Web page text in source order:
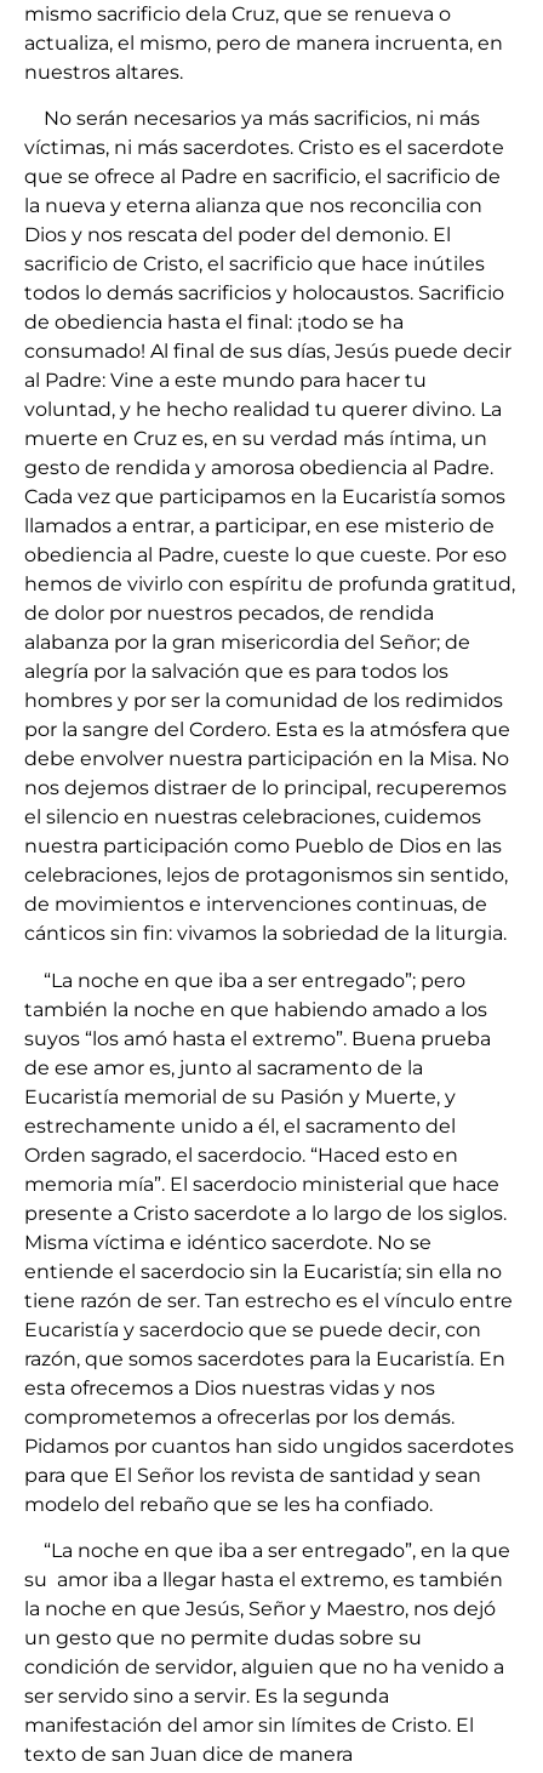
mismo sacrificio dela Cruz, que se renueva o
actualiza, el mismo, pero de manera incruenta, en
nuestros altares.
No serán necesarios ya más sacrificios, ni más
víctimas, ni más sacerdotes. Cristo es el sacerdote
que se ofrece al Padre en sacrificio, el sacrificio de
la nueva y eterna alianza que nos reconcilia con
Dios y nos rescata del poder del demonio. El
sacrificio de Cristo, el sacrificio que hace inútiles
todos lo demás sacrificios y holocaustos. Sacrificio
de obediencia hasta el final: ¡todo se ha
consumado! Al final de sus días, Jesús puede decir
al Padre: Vine a este mundo para hacer tu
voluntad, y he hecho realidad tu querer divino. La
muerte en Cruz es, en su verdad más íntima, un
gesto de rendida y amorosa obediencia al Padre.
Cada vez que participamos en la Eucaristía somos
llamados a entrar, a participar, en ese misterio de
obediencia al Padre, cueste lo que cueste. Por eso
hemos de vivirlo con espíritu de profunda gratitud,
de dolor por nuestros pecados, de rendida
alabanza por la gran misericordia del Señor; de
alegría por la salvación que es para todos los
hombres y por ser la comunidad de los redimidos
por la sangre del Cordero. Esta es la atmósfera que
debe envolver nuestra participación en la Misa. No
nos dejemos distraer de lo principal, recuperemos
el silencio en nuestras celebraciones, cuidemos
nuestra participación como Pueblo de Dios en las
celebraciones, lejos de protagonismos sin sentido,
de movimientos e intervenciones continuas, de
cánticos sin fin: vivamos la sobriedad de la liturgia.
“La noche en que iba a ser entregado”; pero
también la noche en que habiendo amado a los
suyos “los amó hasta el extremo”. Buena prueba
de ese amor es, junto al sacramento de la
Eucaristía memorial de su Pasión y Muerte, y
estrechamente unido a él, el sacramento del
Orden sagrado, el sacerdocio. “Haced esto en
memoria mía”. El sacerdocio ministerial que hace
presente a Cristo sacerdote a lo largo de los siglos.
Misma víctima e idéntico sacerdote. No se
entiende el sacerdocio sin la Eucaristía; sin ella no
tiene razón de ser. Tan estrecho es el vínculo entre
Eucaristía y sacerdocio que se puede decir, con
razón, que somos sacerdotes para la Eucaristía. En
esta ofrecemos a Dios nuestras vidas y nos
comprometemos a ofrecerlas por los demás.
Pidamos por cuantos han sido ungidos sacerdotes
para que El Señor los revista de santidad y sean
modelo del rebaño que se les ha confiado.
“La noche en que iba a ser entregado”, en la que
su amor iba a llegar hasta el extremo, es también
la noche en que Jesús, Señor y Maestro, nos dejó
un gesto que no permite dudas sobre su
condición de servidor, alguien que no ha venido a
ser servido sino a servir. Es la segunda
manifestación del amor sin límites de Cristo. El
texto de san Juan dice de manera